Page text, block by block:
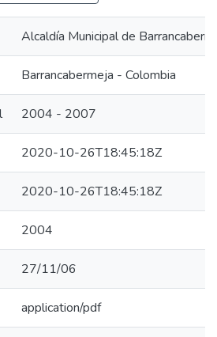
Alcaldía Municipal de
Barrancabermeja - Colombia
2004 - 2007
2020-10-26T18:45:18Z
2020-10-26T18:45:18Z
2004
27/11/06
application/pdf